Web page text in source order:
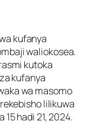
kufanya
waliokosea.
kutoka
kufanya
wa masomo
lilikuwa
hadi 21, 2024.